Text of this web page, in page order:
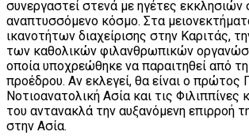
συνεργαστεί στενά με ηγέτες εκκλησιών
αναπτυσσόμενο κόσμο. Στα
ικανοτήτων διαχείρισης στην Καριτάς,
των καθολικών φιλανθρωπικών
οποία υποχρεώθηκε να παραιτηθεί από
προέδρου. Αν εκλεγεί, θα είναι ο
Νοτιοανατολική Ασία και τις Φιλιππίνες
του αντανακλά την αυξανόμενη επιρροή
στην Ασία.